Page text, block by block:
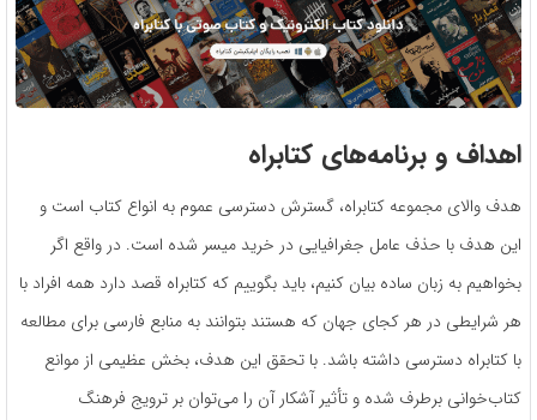
اهداف و برنامه‌های کتابراه
هدف والای مجموعه کتابراه، گسترش دسترسی عموم به انواع کتاب است و
این هدف با حذف عامل جغرافیایی در خرید میسر شده است. در واقع اگر
بخواهیم به زبان ساده بیان کنیم، باید بگوییم که کتابراه قصد دارد همه افراد با
هر شرایطی در هر کجای جهان که هستند بتوانند به منابع فارسی برای مطالعه
با کتابراه دسترسی داشته باشد. با تحقق این هدف، بخش عظیمی از موانع
کتاب‌خوانی برطرف شده و تأثیر آشکار آن را می‌توان بر ترویج فرهنگ